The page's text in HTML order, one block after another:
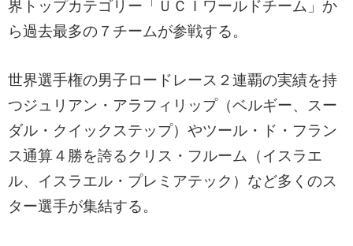
界トップカテゴリー「ＵＣＩワールドチーム」か
ら過去最多の７チームが参戦する。
世界選手権の男子ロードレース２連覇の実績を持
つジュリアン・アラフィリップ（ベルギー、スー
ダル・クイックステップ）やツール・ド・フラン
ス通算４勝を誇るクリス・フルーム（イスラエ
ル、イスラエル・プレミアテック）など多くのス
ター選手が集結する。